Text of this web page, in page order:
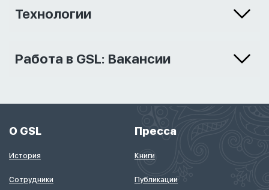
Технологии
Работа в GSL: Вакансии
О GSL
История
Сотрудники
Пресса
Книги
Публикации